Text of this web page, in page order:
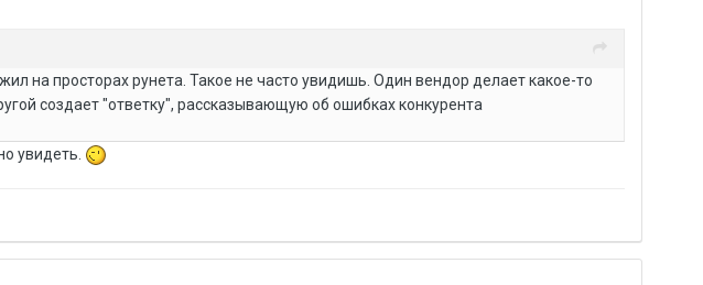
на просторах рунета. Такое не часто увидишь. Один вендор делает какое-то
создает "ответку", рассказывающую об ошибках конкурента
увидеть.